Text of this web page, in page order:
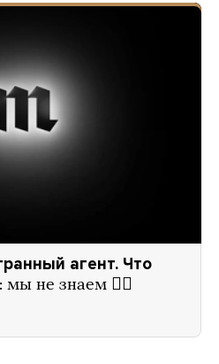
агент. Что
мы не знаем 🤦‍♂️